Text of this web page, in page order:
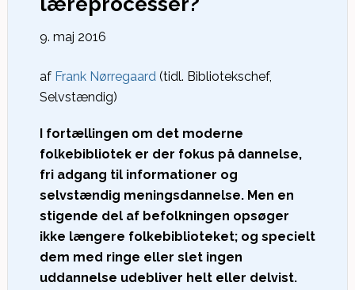
9. maj 2016
af Frank Nørregaard(tidl. Bibliotekschef,
Selvstændig)
I fortællingen om det moderne
folkebibliotek er der fokus på dannelse,
fri adgang til informationer og
selvstændig meningsdannelse. Men en
stigende del af befolkningen opsøger
ikke længere folkebiblioteket; og specielt
dem med ringe eller slet ingen
uddannelse udebliver helt eller delvist.